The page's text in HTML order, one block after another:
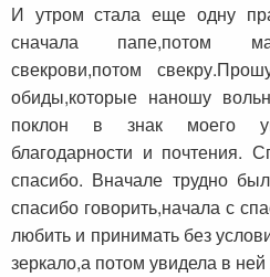
И утром стала еще одну
сначала папе,потом
свекрови,потом
обиды,которые наношу
поклон в знак моего
благодарности и почтения.
спасибо. Вначале трудно
спасибо говорить,начала с
любить и принимать без
зеркало,а потом увидела в